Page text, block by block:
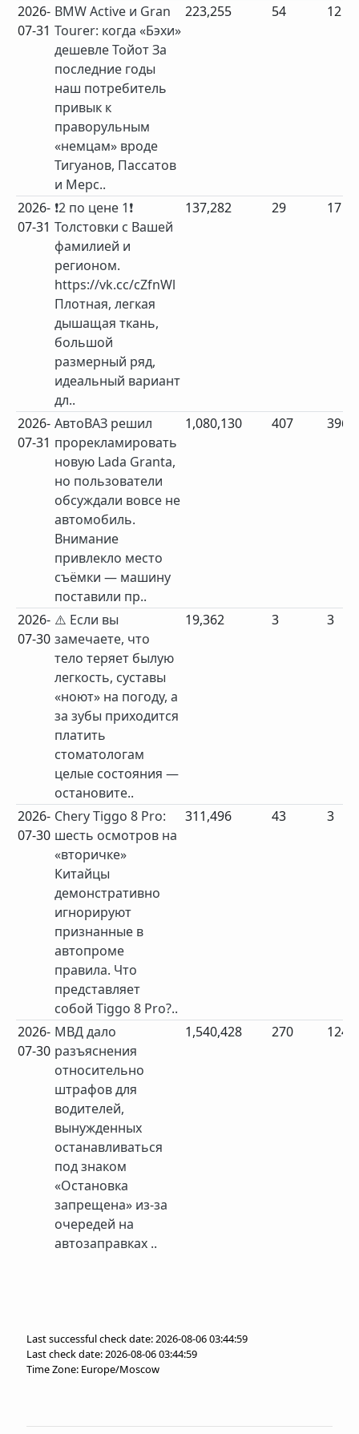
2026-
07-31
BMW Active и Gran
Tourer: когда «Бэхи»
дешевле Тойот За
последние годы
наш потребитель
привык к
праворульным
«немцам» вроде
Тигуанов, Пассатов
и Мерс..
223,255 54 12
2026-
07-31
❗2 по цене 1❗
Толстовки с Вашей
фамилией и
регионом.
https://vk.cc/cZfnWl
Плотная, легкая
дышащая ткань,
большой
размерный ряд,
идеальный вариант
дл..
137,282 29 17
2026-
07-31
АвтоВАЗ решил
прорекламировать
новую Lada Granta,
но пользователи
обсуждали вовсе не
автомобиль.
Внимание
привлекло место
съёмки — машину
поставили пр..
1,080,130 407 396
2026-
07-30
⚠️ Если вы
замечаете, что
тело теряет былую
легкость, суставы
«ноют» на погоду, а
за зубы приходится
платить
стоматологам
целые состояния —
остановите..
19,362 3 3
2026-
07-30
Chery Tiggo 8 Pro:
шесть осмотров на
«вторичке»
Китайцы
демонстративно
игнорируют
признанные в
автопроме
правила. Что
представляет
собой Tiggo 8 Pro?..
311,496 43 3
2026-
07-30
МВД дало
разъяснения
относительно
штрафов для
водителей,
вынужденных
останавливаться
под знаком
«Остановка
запрещена» из‑за
очередей на
автозаправках ..
1,540,428 270 124
Last successful check date: 2026-08-06 03:44:59
Last check date: 2026-08-06 03:44:59
Time Zone: Europe/Moscow